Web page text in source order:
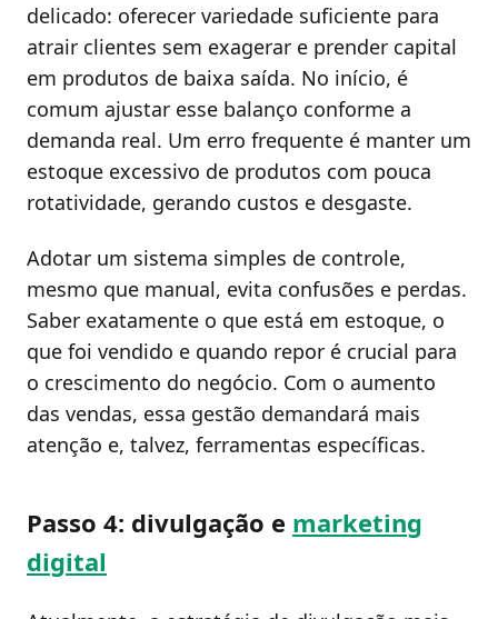
delicado: oferecer variedade suficiente para
atrair clientes sem exagerar e prender capital
em produtos de baixa saída. No início, é
comum ajustar esse balanço conforme a
demanda real. Um erro frequente é manter um
estoque excessivo de produtos com pouca
rotatividade, gerando custos e desgaste.
Adotar um sistema simples de controle,
mesmo que manual, evita confusões e perdas.
Saber exatamente o que está em estoque, o
que foi vendido e quando repor é crucial para
o crescimento do negócio. Com o aumento
das vendas, essa gestão demandará mais
atenção e, talvez, ferramentas específicas.
Passo 4: divulgação e marketing
digital